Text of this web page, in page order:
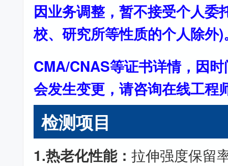
因业务调整，暂不接受个人委
校、研究所等性质的个人除外)
CMA/CNAS等证书详情，因
会发生变更，请咨询在线工程
检测项目
1.热老化性能：拉伸强度保留